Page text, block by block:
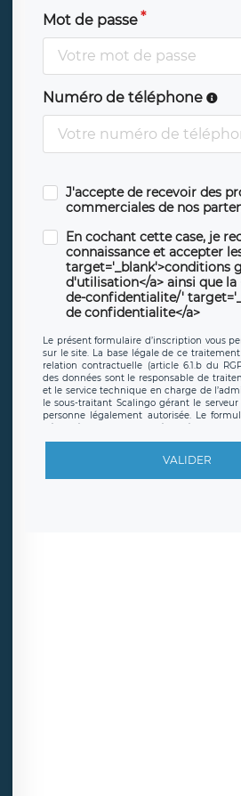
Mot de passe
Numéro de téléphone
J'accepte de recevoir des
commerciales de nos
En cochant cette case, je
connaissance et accepter
target='_blank'>conditions
d'utilisation</a> ainsi que
de-confidentialite/'
de confidentialite</a>
Le présent formulaire d’inscription vous
sur le site. La base légale de ce traitement
relation contractuelle (article 6.1.b du
des données sont le responsable de
et le service technique en charge de
le sous-traitant Scalingo gérant le
personne légalement autorisée. Le
hébergé sur un serveur hébergé par
offrant desclauses de protection
en sollicite la suppression, étant
demander la suppression de vos
VALIDER